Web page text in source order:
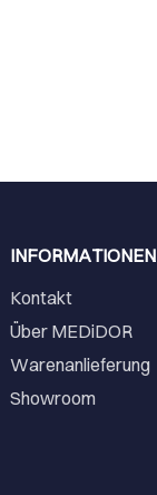
INFORMATIONEN
Kontakt
Über MEDiDOR
Warenanlieferung
Showroom